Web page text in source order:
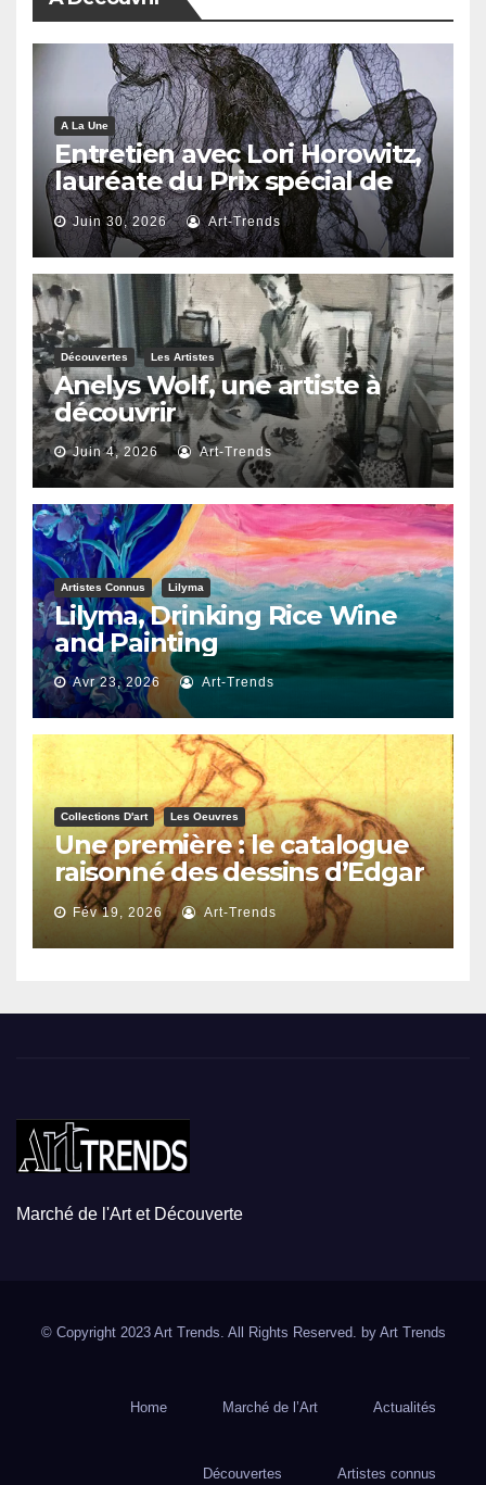
A La Une
Entretien avec Lori Horowitz,
lauréate du Prix spécial de
reconnaissance artistique
2026
Juin 30, 2026 Art-Trends
Découvertes Les Artistes
Anelys Wolf, une artiste à
découvrir
Juin 4, 2026 Art-Trends
Artistes Connus Lilyma
Lilyma, Drinking Rice Wine
and Painting
Avr 23, 2026 Art-Trends
Collections D'art Les Oeuvres
Une première : le catalogue
raisonné des dessins d’Edgar
Degas
Fév 19, 2026 Art-Trends
Marché de l'Art et Découverte
© Copyright 2023 Art Trends. All Rights Reserved. by Art Trends
Home Marché de l’Art Actualités
Découvertes Artistes connus